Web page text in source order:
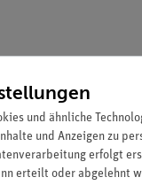
und ähnliche
und Anzeigen zu
erfolgt
erteilt oder abgelehnt